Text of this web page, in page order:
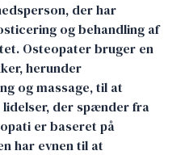
der har
og behandling af
Osteopater bruger en
herunder
og massage, til at
der spænder fra
er baseret på
har evnen til at